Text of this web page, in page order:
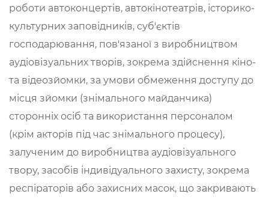
роботи автоконцертів, автокінотеатрів, історико-
культурних заповідників, суб'єктів
господарювання, пов'язаної з виробництвом
аудіовізуальних творів, зокрема здійснення кіно-
та відеозйомки, за умови обмеження доступу до
місця зйомки (знімального майданчика)
сторонніх осіб та використання персоналом
(крім акторів під час знімального процесу),
залученим до виробництва аудіовізуального
твору, засобів індивідуального захисту, зокрема
респіраторів або захисних масок, що закривають